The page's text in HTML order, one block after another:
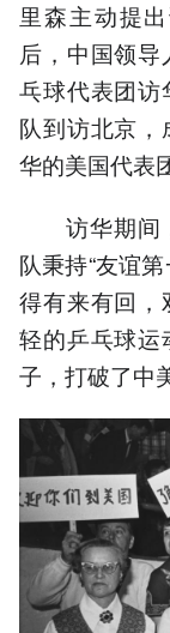
里森主动提
后，中国领
乓球代表团
队到访北京
华的美国代表
访华期间，
队秉持“友谊
得有来有回
轻的乒乓球运
子，打破了中